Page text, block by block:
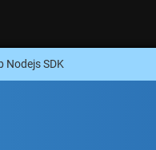
Nodejs SDK